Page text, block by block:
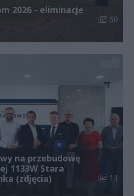
2026 - eliminacje
Liczba
60
na przebudowę
1133W Stara
(zdjęcia)
Liczba
11